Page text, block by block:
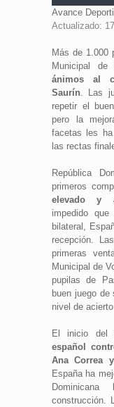
Avance
Actualizado:
Más de 1.000
Municipal
ánimos al
Saurín. Las
repetir el
pero la
facetas les
las rectas
República
primeros
elevado y
impedido
bilateral,
recepción.
primeras
Municipal de
pupilas de
buen juego
nivel de
El inicio del
español
Ana Correa
España ha
construcción.